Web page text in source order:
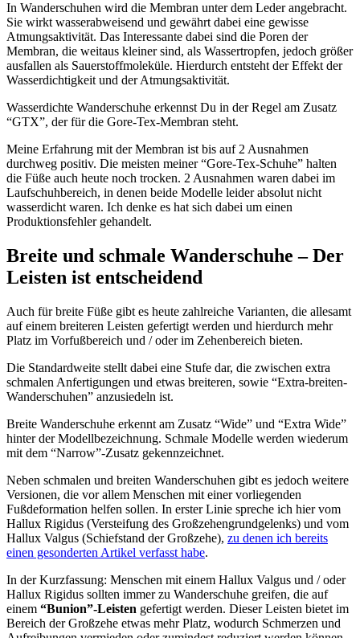
In Wanderschuhen wird die Membran unter dem Leder angebracht.
Sie wirkt wasserabweisend und gewährt dabei eine gewisse
Atmungsaktivität. Das Interessante dabei sind die Poren der
Membran, die weitaus kleiner sind, als Wassertropfen, jedoch größer
ausfallen als Sauerstoffmoleküle. Hierdurch entsteht der Effekt der
Wasserdichtigkeit und der Atmungsaktivität.
Wasserdichte Wanderschuhe erkennst Du in der Regel am Zusatz
“GTX”, der für die Gore-Tex-Membran steht.
Meine Erfahrung mit der Membran ist bis auf 2 Ausnahmen
durchweg positiv. Die meisten meiner “Gore-Tex-Schuhe” halten
die Füße auch heute noch trocken. 2 Ausnahmen waren dabei im
Laufschuhbereich, in denen beide Modelle leider absolut nicht
wasserdicht waren. Ich denke es hat sich dabei um einen
Produktionsfehler gehandelt.
Breite und schmale Wanderschuhe – Der
Leisten ist entscheidend
Auch für breite Füße gibt es heute zahlreiche Varianten, die allesamt
auf einem breiteren Leisten gefertigt werden und hierdurch mehr
Platz im Vorfußbereich und / oder im Zehenbereich bieten.
Die Standardweite stellt dabei eine Stufe dar, die zwischen extra
schmalen Anfertigungen und etwas breiteren, sowie “Extra-breiten-
Wanderschuhen” anzusiedeln ist.
Breite Wanderschuhe erkennt am Zusatz “Wide” und “Extra Wide”
hinter der Modellbezeichnung. Schmale Modelle werden wiederum
mit dem “Narrow”-Zusatz gekennzeichnet.
Neben schmalen und breiten Wanderschuhen gibt es jedoch weitere
Versionen, die vor allem Menschen mit einer vorliegenden
Fußdeformation helfen sollen. In erster Linie spreche ich hier vom
Hallux Rigidus (Versteifung des Großzehengrundgelenks) und vom
Hallux Valgus (Schiefstand der Großzehe), zu denen ich bereits
einen gesonderten Artikel verfasst habe.
In der Kurzfassung: Menschen mit einem Hallux Valgus und / oder
Hallux Rigidus sollten immer zu Wanderschuhe greifen, die auf
einem “Bunion”-Leisten gefertigt werden. Dieser Leisten bietet im
Bereich der Großzehe etwas mehr Platz, wodurch Schmerzen und